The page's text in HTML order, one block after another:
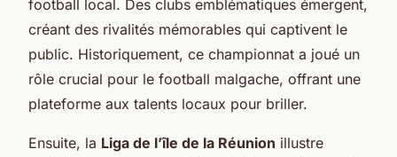
football local. Des clubs emblématiques émergent,
créant des rivalités mémorables qui captivent le
public. Historiquement, ce championnat a joué un
rôle crucial pour le football malgache, offrant une
plateforme aux talents locaux pour briller.
Ensuite, la Liga de l’île de la Réunion illustre